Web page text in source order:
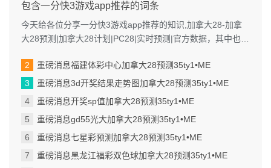
包含一分快3游戏app推荐的词条
今天给各位分享一分快3游戏app推荐的知识,加拿大28-加拿
大28预测|加拿大28计划|PC28|实时预测|官方数据，其中也会
重磅消息福建体彩中心加拿大28预测35ty1 •ME
重磅消息3d开奖结果走势图加拿大28预测35ty1 •ME
重磅消息开奖sp值加拿大28预测35ty1 •ME
重磅消息gd55光大加拿大28预测35ty1 •ME
重磅消息七星彩预测加拿大28预测35ty1 •ME
重磅消息黑龙江福彩双色球加拿大28预测35ty1 •ME